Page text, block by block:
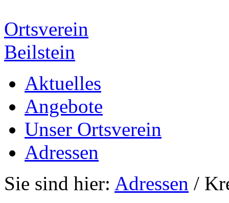
Ortsverein
Beilstein
Aktuelles
Angebote
Unser Ortsverein
Adressen
Sie sind hier: Adressen /